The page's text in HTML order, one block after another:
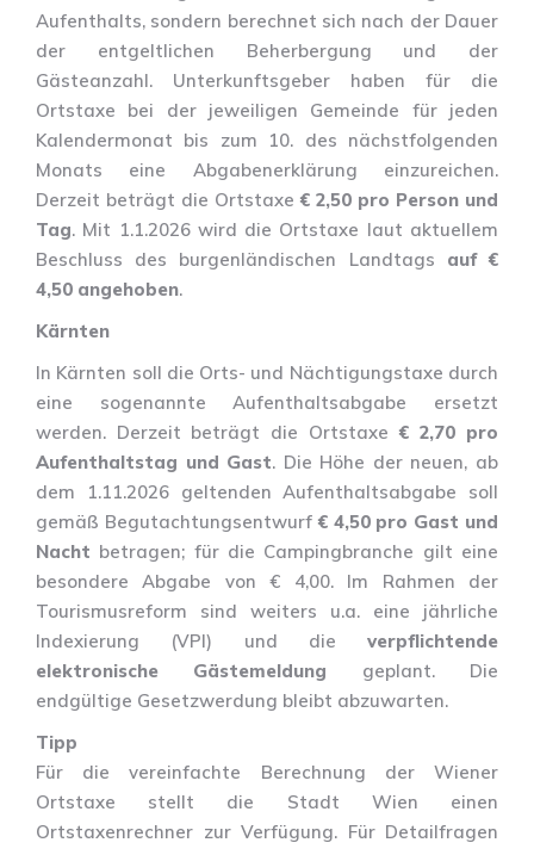
Aufenthalts, sondern berechnet sich nach der Dauer
der entgeltlichen Beherbergung und der
Gästeanzahl. Unterkunftsgeber haben für die
Ortstaxe bei der jeweiligen Gemeinde für jeden
Kalendermonat bis zum 10. des nächstfolgenden
Monats eine Abgabenerklärung einzureichen.
Derzeit beträgt die Ortstaxe € 2,50 pro Person und
Tag. Mit 1.1.2026 wird die Ortstaxe laut aktuellem
Beschluss des burgenländischen Landtags auf €
4,50 angehoben.
Kärnten
In Kärnten soll die Orts- und Nächtigungstaxe durch
eine sogenannte Aufenthaltsabgabe ersetzt
werden. Derzeit beträgt die Ortstaxe € 2,70 pro
Aufenthaltstag und Gast. Die Höhe der neuen, ab
dem 1.11.2026 geltenden Aufenthaltsabgabe soll
gemäß Begutachtungsentwurf € 4,50 pro Gast und
Nacht betragen; für die Campingbranche gilt eine
besondere Abgabe von € 4,00. Im Rahmen der
Tourismusreform sind weiters u.a. eine jährliche
Indexierung (VPI) und die verpflichtende
elektronische Gästemeldung geplant. Die
endgültige Gesetzwerdung bleibt abzuwarten.
Tipp
Für die vereinfachte Berechnung der Wiener
Ortstaxe stellt die Stadt Wien einen
Ortstaxenrechner zur Verfügung. Für Detailfragen